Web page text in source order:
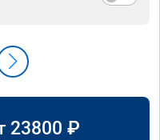
23800 ₽